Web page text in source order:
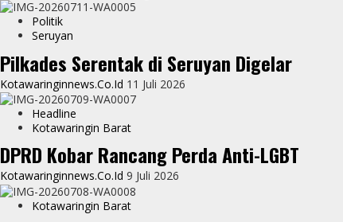
Politik
Seruyan
Pilkades Serentak di Seruyan Digelar
Kotawaringinnews.co.id 11 Juli 2026
Headline
Kotawaringin Barat
DPRD Kobar Rancang Perda Anti-LGBT
Kotawaringinnews.co.id 9 Juli 2026
Kotawaringin Barat